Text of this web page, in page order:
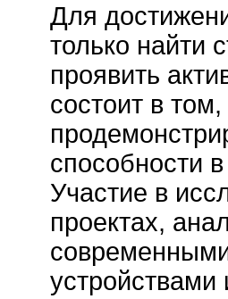
Для
только найти
проявить
состоит в
способности
Участие в
проектах,